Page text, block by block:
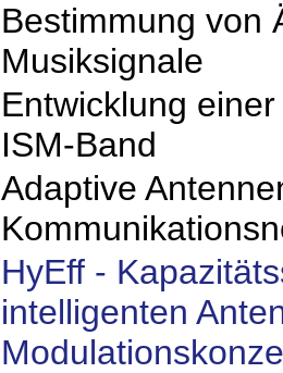
Bestimmung von
Musiksignale
Entwicklung
ISM-Band
Adaptive
HyEff -
intelligenten